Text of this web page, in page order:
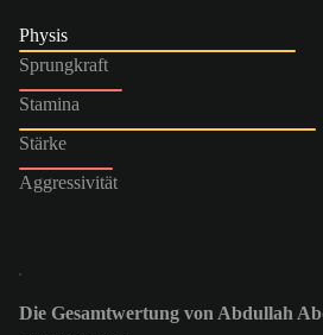
Physis
Sprungkraft
Stamina
Stärke
Aggressivität
Die Gesamtwertung von Abdullah